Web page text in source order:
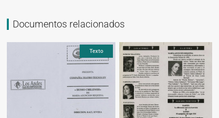
Documentos relacionados
Texto